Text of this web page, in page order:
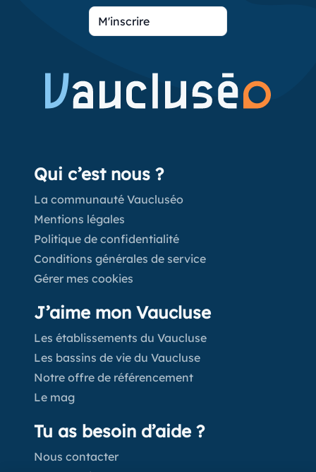
M'inscrire
Qui c’est nous ?
La communauté Vaucluséo
Mentions légales
Politique de confidentialité
Conditions générales de service
Gérer mes cookies
J’aime mon Vaucluse
Les établissements du Vaucluse
Les bassins de vie du Vaucluse
Notre offre de référencement
Le mag
Tu as besoin d’aide ?
Nous contacter